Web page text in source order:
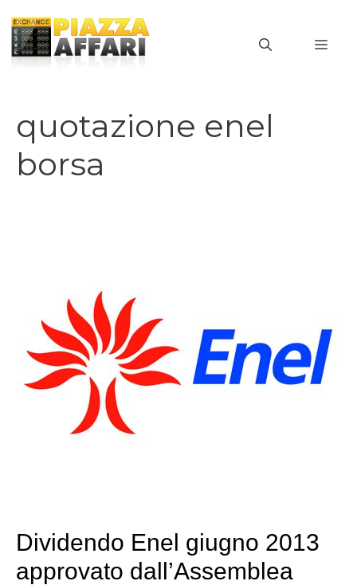
contenuto
quotazione enel
borsa
Dividendo Enel giugno 2013
approvato dall’Assemblea